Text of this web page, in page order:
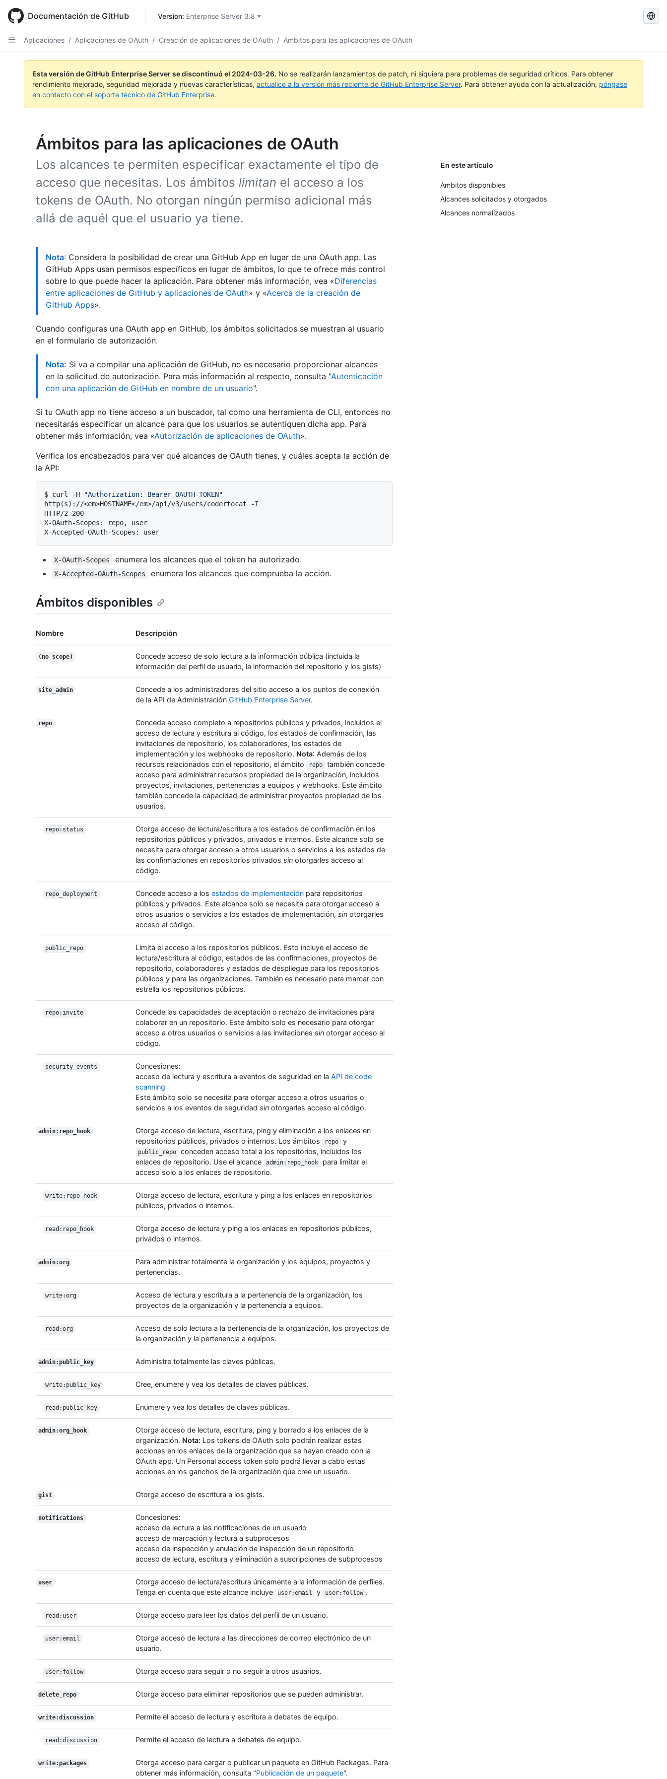
main
content
Documentación de GitHub Version: Enterprise Server 3.8
Buscar
Aplicaciones / Aplicaciones de OAuth / Creación de aplicaciones de OAuth / Ámbitos para las aplicaciones de OAuth
Esta versión de GitHub Enterprise Server se discontinuó el 2024-03-26. No se realizarán lanzamientos de patch, ni siquiera para problemas de seguridad críticos. Para obtener
rendimiento mejorado, seguridad mejorada y nuevas características, actualice a la versión más reciente de GitHub Enterprise Server. Para obtener ayuda con la actualización, póngase
en contacto con el soporte técnico de GitHub Enterprise.
Ámbitos para las aplicaciones de OAuth
Los alcances te permiten especificar exactamente el tipo de
acceso que necesitas. Los ámbitos limitan el acceso a los
tokens de OAuth. No otorgan ningún permiso adicional más
allá de aquél que el usuario ya tiene.
En este artículo
Ámbitos disponibles
Alcances solicitados y otorgados
Alcances normalizados
Nota: Considera la posibilidad de crear una GitHub App en lugar de una OAuth app. Las
GitHub Apps usan permisos específicos en lugar de ámbitos, lo que te ofrece más control
sobre lo que puede hacer la aplicación. Para obtener más información, vea «Diferencias
entre aplicaciones de GitHub y aplicaciones de OAuth» y «Acerca de la creación de
GitHub Apps».
Cuando configuras una OAuth app en GitHub, los ámbitos solicitados se muestran al usuario
en el formulario de autorización.
Nota: Si va a compilar una aplicación de GitHub, no es necesario proporcionar alcances
en la solicitud de autorización. Para más información al respecto, consulta "Autenticación
con una aplicación de GitHub en nombre de un usuario".
Si tu OAuth app no tiene acceso a un buscador, tal como una herramienta de CLI, entonces no
necesitarás especificar un alcance para que los usuarios se autentiquen dicha app. Para
obtener más información, vea «Autorización de aplicaciones de OAuth».
Verifica los encabezados para ver qué alcances de OAuth tienes, y cuáles acepta la acción de
la API:
$ curl -H
"Authorization: Bearer OAUTH-TOKEN"
http(s)://<em>HOSTNAME</em>/api/v3/users/codertocat -I
HTTP/2 200
X-OAuth-Scopes: repo, user
X-OAuth-Scopes enumera los alcances que el token ha autorizado.
X-Accepted-OAuth-Scopes enumera los alcances que comprueba la acción.
Ámbitos disponibles
Nombre Descripción
(no scope)
Concede acceso de solo lectura a la información pública (incluida la
información del perfil de usuario, la información del repositorio y los gists)
site_admin
Concede a los administradores del sitio acceso a los puntos de conexión
de la API de Administración GitHub Enterprise Server.
repo
Concede acceso completo a repositorios públicos y privados, incluidos el
acceso de lectura y escritura al código, los estados de confirmación, las
invitaciones de repositorio, los colaboradores, los estados de
implementación y los webhooks de repositorio. Nota: Además de los
recursos relacionados con el repositorio, el ámbito
repo
también concede
acceso para administrar recursos propiedad de la organización, incluidos
proyectos, invitaciones, pertenencias a equipos y webhooks. Este ámbito
también concede la capacidad de administrar proyectos propiedad de los
usuarios.
repo:status
Otorga acceso de lectura/escritura a los estados de confirmación en los
repositorios públicos y privados, privados e internos. Este alcance solo se
necesita para otorgar acceso a otros usuarios o servicios a los estados de
las confirmaciones en repositorios privados sin otorgarles acceso al
código.
repo_deployment Concede acceso a los estados de implementación para repositorios
públicos y privados. Este alcance solo se necesita para otorgar acceso a
otros usuarios o servicios a los estados de implementación, sin otorgarles
acceso al código.
public_repo
Limita el acceso a los repositorios públicos. Esto incluye el acceso de
lectura/escritura al código, estados de las confirmaciones, proyectos de
repositorio, colaboradores y estados de despliegue para los repositorios
públicos y para las organizaciones. También es necesario para marcar con
estrella los repositorios públicos.
repo:invite
Concede las capacidades de aceptación o rechazo de invitaciones para
colaborar en un repositorio. Este ámbito solo es necesario para otorgar
acceso a otros usuarios o servicios a las invitaciones sin otorgar acceso al
código.
security_events
Concesiones:
acceso de lectura y escritura a eventos de seguridad en la API de code
scanning
Este ámbito solo se necesita para otorgar acceso a otros usuarios o
servicios a los eventos de seguridad sin otorgarles acceso al código.
admin:repo_hook
Otorga acceso de lectura, escritura, ping y eliminación a los enlaces en
repositorios públicos, privados o internos. Los ámbitos
repo y
public_repo
conceden acceso total a los repositorios, incluidos los
enlaces de repositorio. Use el alcance
admin:repo_hook
para limitar el
acceso solo a los enlaces de repositorio.
write:repo_hook
Otorga acceso de lectura, escritura y ping a los enlaces en repositorios
públicos, privados o internos.
read:repo_hook
Otorga acceso de lectura y ping a los enlaces en repositorios públicos,
privados o internos.
admin:org
Para administrar totalmente la organización y los equipos, proyectos y
pertenencias.
write:org
Acceso de lectura y escritura a la pertenencia de la organización, los
proyectos de la organización y la pertenencia a equipos.
read:org
Acceso de solo lectura a la pertenencia de la organización, los proyectos de
la organización y la pertenencia a equipos.
admin:public_key Administre totalmente las claves públicas.
write:public_key Cree, enumere y vea los detalles de claves públicas.
read:public_key Enumere y vea los detalles de claves públicas.
admin:org_hook
Otorga acceso de lectura, escritura, ping y borrado a los enlaces de la
organización. Nota: Los tokens de OAuth solo podrán realizar estas
acciones en los enlaces de la organización que se hayan creado con la
OAuth app. Un Personal access token solo podrá llevar a cabo estas
acciones en los ganchos de la organización que cree un usuario.
gist Otorga acceso de escritura a los gists.
notifications
Concesiones:
acceso de lectura a las notificaciones de un usuario
acceso de marcación y lectura a subprocesos
acceso de inspección y anulación de inspección de un repositorio
acceso de lectura, escritura y eliminación a suscripciones de subprocesos
user
Otorga acceso de lectura/escritura únicamente a la información de perfiles.
Tenga en cuenta que este alcance incluye
user:email y user:follow .
read:user Otorga acceso para leer los datos del perfil de un usuario.
user:email
Otorga acceso de lectura a las direcciones de correo electrónico de un
usuario.
user:follow Otorga acceso para seguir o no seguir a otros usuarios.
delete_repo Otorga acceso para eliminar repositorios que se pueden administrar.
write:discussion Permite el acceso de lectura y escritura a debates de equipo.
read:discussion Permite el acceso de lectura a debates de equipo.
write:packages
Otorga acceso para cargar o publicar un paquete en GitHub Packages. Para
obtener más información, consulta "Publicación de un paquete".